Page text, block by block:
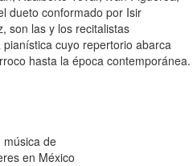
dueto conformado por Isir
son las y los recitalistas
cuyo repertorio abarca
hasta la época contemporánea.
de
en México